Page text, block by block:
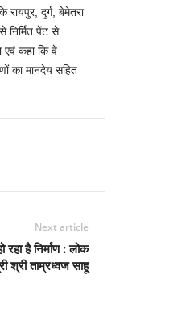
दुर्ग, बेमेतरा
निर्मित पेंट से
एवं कहा कि वे
का मानदेय सहित
Next article
रहा है निर्माण : लोक
श्री ताम्रध्वज साहू